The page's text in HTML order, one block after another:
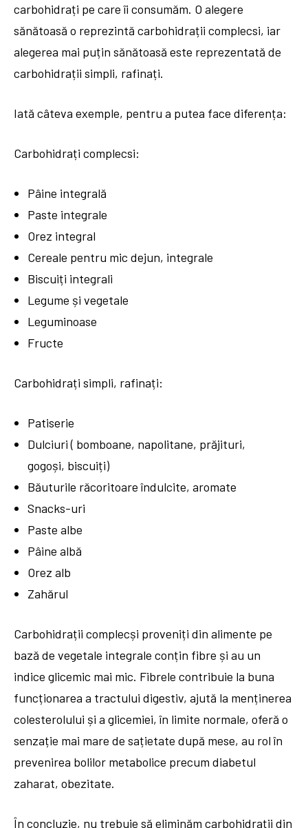
carbohidrați pe care îi consumăm. O alegere
sănătoasă o reprezintă carbohidrații complecsi, iar
alegerea mai puțin sănătoasă este reprezentată de
carbohidrații simpli, rafinați.
Iată câteva exemple, pentru a putea face diferența:
Carbohidrați complecsi:
Pâine integrală
Paste integrale
Orez integral
Cereale pentru mic dejun, integrale
Biscuiți integrali
Legume și vegetale
Leguminoase
Fructe
Carbohidrați simpli, rafinați:
Patiserie
Dulciuri ( bomboane, napolitane, prăjituri,
gogoși, biscuiți)
Băuturile răcoritoare îndulcite, aromate
Snacks-uri
Paste albe
Pâine albă
Orez alb
Zahărul
Carbohidrații complecși proveniți din alimente pe
bază de vegetale integrale conțin fibre și au un
indice glicemic mai mic. Fibrele contribuie la buna
funcționarea a tractului digestiv, ajută la menținerea
colesterolului și a glicemiei, în limite normale, oferă o
senzație mai mare de sațietate după mese, au rol în
prevenirea bolilor metabolice precum diabetul
zaharat, obezitate.
În concluzie, nu trebuie să eliminăm carbohidrații din